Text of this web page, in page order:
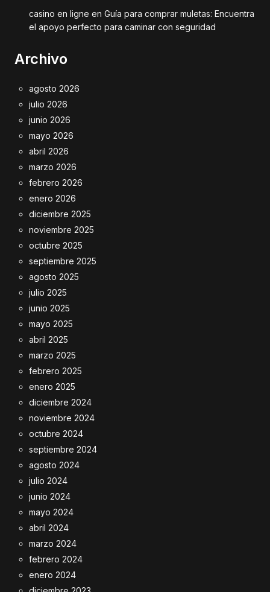
casino en ligne en Guía para comprar muletas: Encuentra
el apoyo perfecto para caminar con seguridad
Archivo
agosto 2026
julio 2026
junio 2026
mayo 2026
abril 2026
marzo 2026
febrero 2026
enero 2026
diciembre 2025
noviembre 2025
octubre 2025
septiembre 2025
agosto 2025
julio 2025
junio 2025
mayo 2025
abril 2025
marzo 2025
febrero 2025
enero 2025
diciembre 2024
noviembre 2024
octubre 2024
septiembre 2024
agosto 2024
julio 2024
junio 2024
mayo 2024
abril 2024
marzo 2024
febrero 2024
enero 2024